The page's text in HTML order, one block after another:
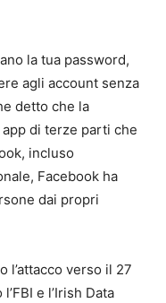
la tua password,
agli account senza
detto che la
di terze parti che
incluso
Facebook ha
dai propri
l’attacco verso il 27
e l’Irish Data